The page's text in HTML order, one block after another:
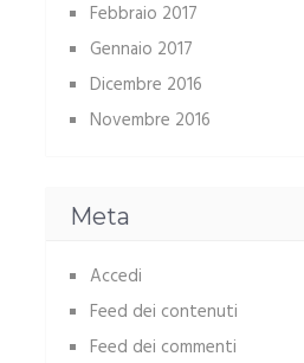
Febbraio 2017
Gennaio 2017
Dicembre 2016
Novembre 2016
Meta
Accedi
Feed dei contenuti
Feed dei commenti